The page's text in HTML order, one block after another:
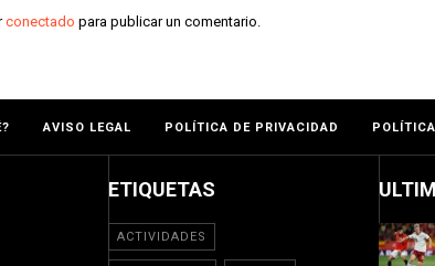
conectado para publicar un comentario.
AVISO LEGAL POLÍTICA DE PRIVACIDAD
ETIQUETAS
ACTIVIDADES